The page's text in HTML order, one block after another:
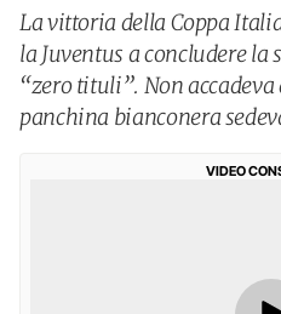
La vittoria della Coppa
la Juventus a concludere
“zero tituli”. Non
panchina bianconera
VIDEO